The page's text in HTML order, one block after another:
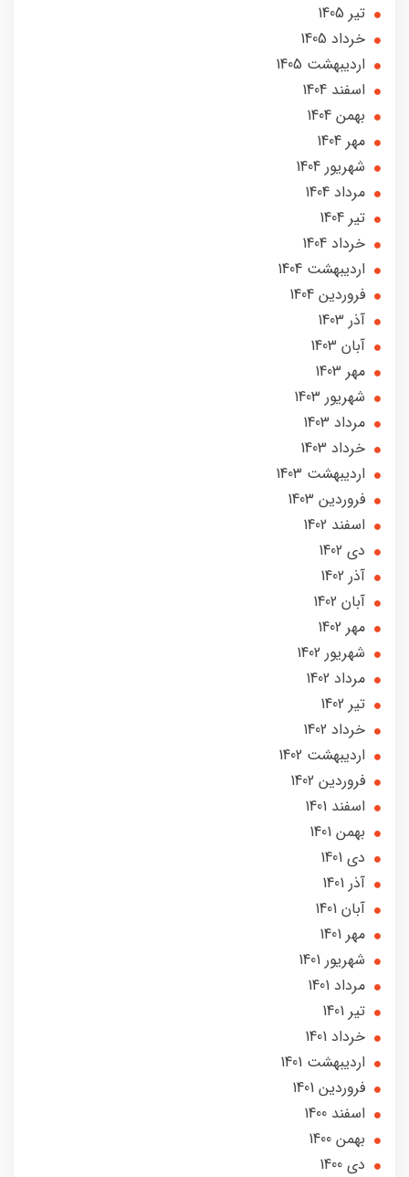
تير 1405
خرداد 1405
ارديبهشت 1405
اسفند 1404
بهمن 1404
مهر 1404
شهریور 1404
مرداد 1404
تير 1404
خرداد 1404
ارديبهشت 1404
فروردین 1404
آذر 1403
آبان 1403
مهر 1403
شهریور 1403
مرداد 1403
خرداد 1403
ارديبهشت 1403
فروردین 1403
اسفند 1402
دی 1402
آذر 1402
آبان 1402
مهر 1402
شهریور 1402
مرداد 1402
تير 1402
خرداد 1402
ارديبهشت 1402
فروردین 1402
اسفند 1401
بهمن 1401
دی 1401
آذر 1401
آبان 1401
مهر 1401
شهریور 1401
مرداد 1401
تير 1401
خرداد 1401
ارديبهشت 1401
فروردین 1401
اسفند 1400
بهمن 1400
دی 1400